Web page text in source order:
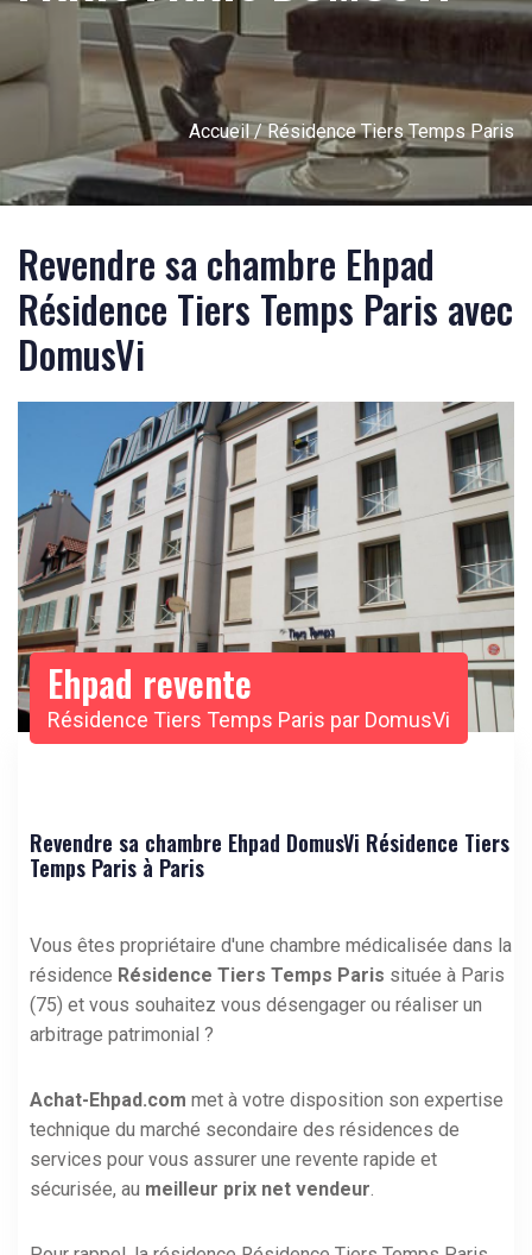
Accueil/ Résidence Tiers Temps Paris
Revendre sa chambre Ehpad
Résidence Tiers Temps Paris avec
DomusVi
Ehpad revente
Résidence Tiers Temps Paris par DomusVi
Revendre sa chambre Ehpad DomusVi Résidence Tiers
Temps Paris à Paris
Vous êtes propriétaire d'une chambre médicalisée dans la
résidence Résidence Tiers Temps Paris située à Paris
(75) et vous souhaitez vous désengager ou réaliser un
arbitrage patrimonial ?
Achat-Ehpad.com met à votre disposition son expertise
technique du marché secondaire des résidences de
services pour vous assurer une revente rapide et
sécurisée, au meilleur prix net vendeur